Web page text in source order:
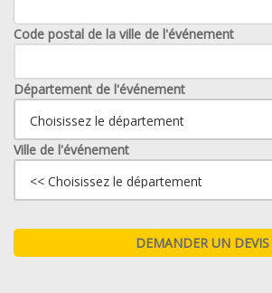
Code postal de la ville de l'événement
Département de l'événement
Ville de l'événement